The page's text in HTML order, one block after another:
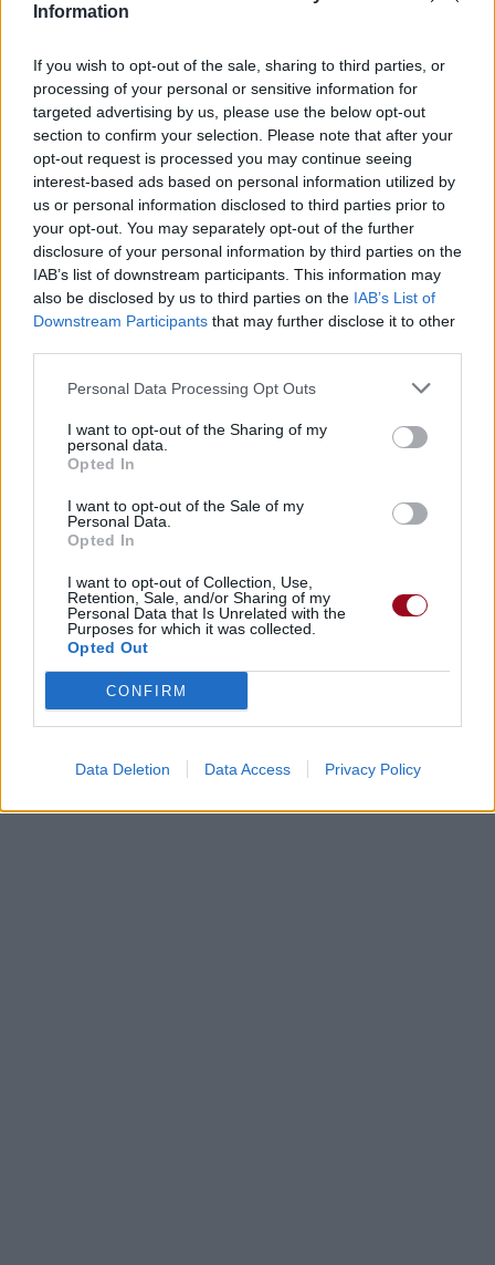
Information
If you wish to opt-out of the sale, sharing to third parties, or
processing of your personal or sensitive information for
targeted advertising by us, please use the below opt-out
section to confirm your selection. Please note that after your
opt-out request is processed you may continue seeing
interest-based ads based on personal information utilized by
us or personal information disclosed to third parties prior to
your opt-out. You may separately opt-out of the further
disclosure of your personal information by third parties on the
IAB’s list of downstream participants. This information may
also be disclosed by us to third parties on the IAB’s List of
Downstream Participants that may further disclose it to other
Personal Data Processing Opt Outs
I want to opt-out of the Sharing of my
personal data.
Opted In
I want to opt-out of the Sale of my
Personal Data.
Opted In
I want to opt-out of Collection, Use,
Retention, Sale, and/or Sharing of my
Personal Data that Is Unrelated with the
Purposes for which it was collected.
Opted Out
CONFIRM
Data Deletion Data Access Privacy Policy